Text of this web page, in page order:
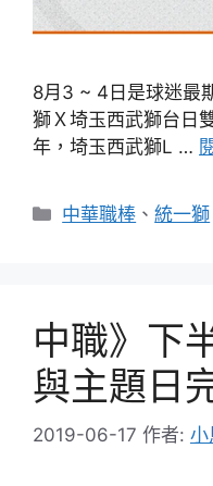
8月3 ~ 4日是球迷最
獅Ｘ埼玉西武獅台日
年，埼玉西武獅L …
分
中華職棒 、統一獅
中職》下
與主題日
2019-06-17 作者: 小